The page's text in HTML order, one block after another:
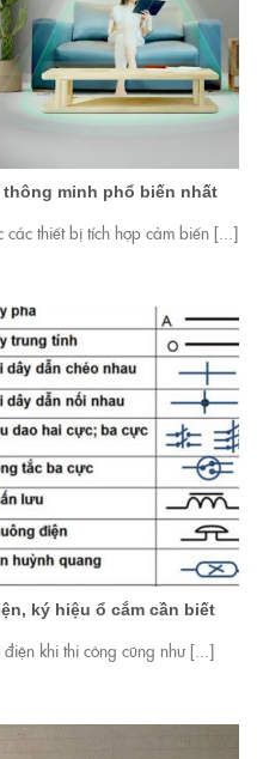
thông minh phổ biến nhất
các thiết bị tích hợp cảm biến [...]
ký hiệu ổ cắm cần biết
khi thi công cũng như [...]